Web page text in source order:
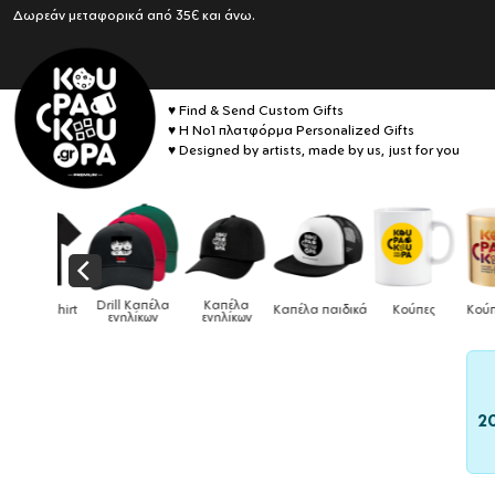
Δωρεάν μεταφορικά από 35€ και άνω.
♥ Find & Send Custom Gifts
♥ Η No1 πλατφόρμα Personalized Gifts
♥ Designed by artists, made by us, just for you
Drill Καπέλα
ενηλίκων
Καπέλα
ενηλίκων Καπέλα παιδικά Κούπες Κούπες